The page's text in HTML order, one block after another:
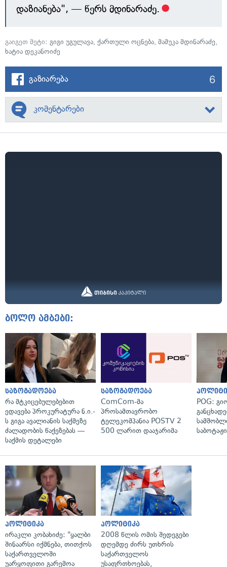
დაზიანება", — წერს მდინარაძე.
გაიგეთ მეტი: გიგი უგულავა, ქართული ოცნება, მამუკა მდინარაძე,
ხატია დეკანოიძე
გაზიარება 6
კომენტარები
ბოლო ამბები:
საზოგადოება
რა მტკიცებულებებით
ედავება პროკურატურა ნ.ი.-
ს გიგა ავალიანის საქმეზე
ძალადობის წაქეზებას —
საქმის დეტალები
საზოგადოება
ComCom-მა
პროსამთავრობო
ტელეკომპანია POSTV 2
500 ლარით დააჯარიმა
POG:
პოლიტიკა
ირაკლი კობახიძე: "ყალბი
შინაარსი იქმნება, თითქოს
საქართველოში
უარყოფითი გარემოა
პოლიტიკა
2008 წლის ომის შედეგები
დღემდე ძირს უთხრის
საქართველოს
უსაფრთხოებას,